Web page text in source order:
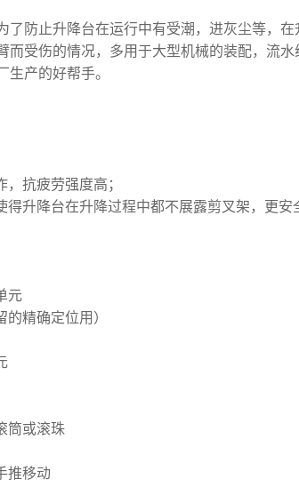
了防止升降台在运行中有受潮，进灰尘等，
而受伤的情况，多用于大型机械的装配，流
生产的好帮手。
抗疲劳强度高；
得升降台在升降过程中都不展露剪叉架，更安
元
精确定位用）
筒或滚珠
推移动